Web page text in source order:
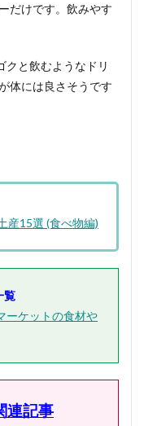
だけです。飲みやす
クと飲むようなドリ
体には良さそうです
産15選 (食べ物編)
覧
ーケットの食材や
連記事